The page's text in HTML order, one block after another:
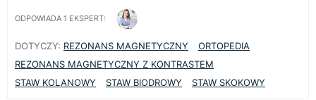
ODPOWIADA 1 EKSPERT:
DOTYCZY: REZONANS MAGNETYCZNY
ORTOPEDIA
REZONANS MAGNETYCZNY Z KONTRASTEM
STAW KOLANOWY
STAW BIODROWY STAW SKOKOWY